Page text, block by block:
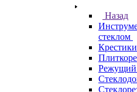
Назад
стеклом
Режущий